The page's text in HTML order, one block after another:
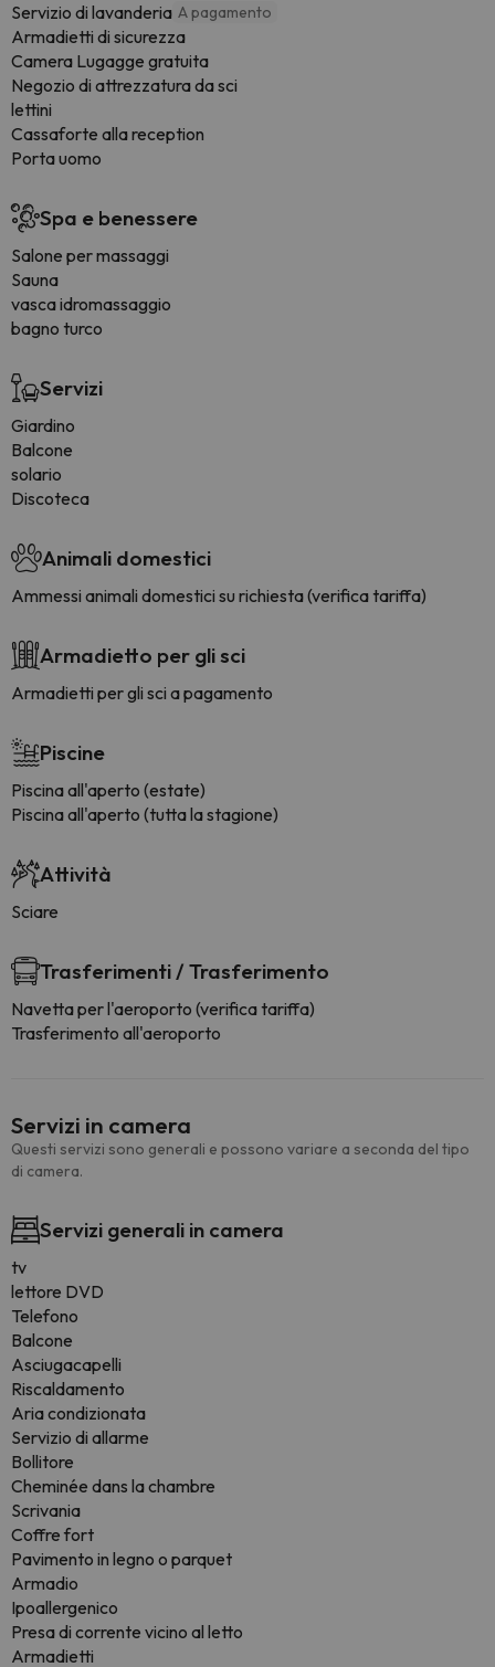
Servizio di lavanderia A pagamento
Armadietti di sicurezza
Camera Lugagge gratuita
Negozio di attrezzatura da sci
lettini
Cassaforte alla reception
Porta uomo
Spa e benessere
Salone per massaggi
Sauna
vasca idromassaggio
bagno turco
Servizi
Giardino
Balcone
solario
Discoteca
Animali domestici
Ammessi animali domestici su richiesta (verifica tariffa)
Armadietto per gli sci
Armadietti per gli sci a pagamento
Piscine
Piscina all'aperto (estate)
Piscina all'aperto (tutta la stagione)
Attività
Sciare
Trasferimenti / Trasferimento
Navetta per l'aeroporto (verifica tariffa)
Trasferimento all'aeroporto
Servizi in camera
Questi servizi sono generali e possono variare a seconda del tipo
di camera.
Servizi generali in camera
tv
lettore DVD
Telefono
Balcone
Asciugacapelli
Riscaldamento
Aria condizionata
Servizio di allarme
Bollitore
Cheminée dans la chambre
Scrivania
Coffre fort
Pavimento in legno o parquet
Armadio
Ipoallergenico
Presa di corrente vicino al letto
Armadietti